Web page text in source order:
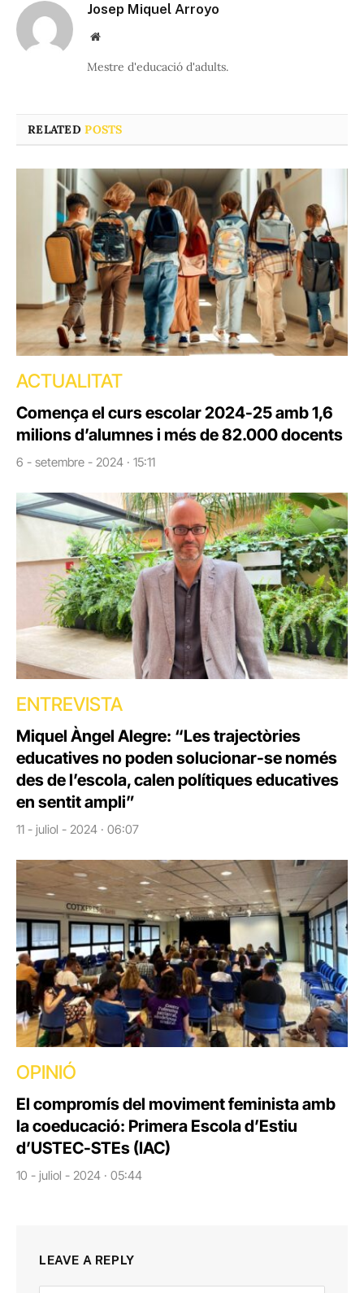
Josep Miquel Arroyo
Website
Mestre d'educació d'adults.
RELATEDPOSTS
ACTUALITAT
Comença el curs escolar 2024-25 amb 1,6
milions d’alumnes i més de 82.000 docents
6 - setembre - 2024 · 15:11
ENTREVISTA
Miquel Àngel Alegre: “Les trajectòries
educatives no poden solucionar-se només
des de l’escola, calen polítiques educatives
en sentit ampli”
11 - juliol - 2024 · 06:07
OPINIÓ
El compromís del moviment feminista amb
la coeducació: Primera Escola d’Estiu
d’USTEC-STEs (IAC)
10 - juliol - 2024 · 05:44
LEAVE A REPLY